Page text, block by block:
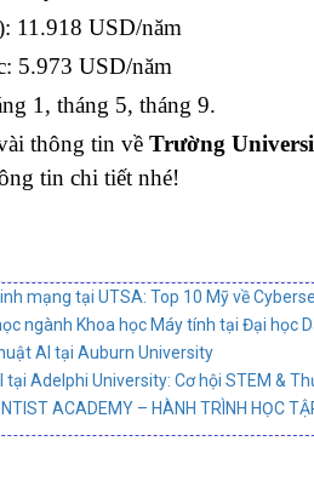
11.918 USD/năm
5.973 USD/năm
1, tháng 5, tháng 9.
thông tin về Trường
tin chi tiết nhé!
mạng tại UTSA: Top 10 Mỹ về
ngành Khoa học Máy tính tại Đại học
AI tại Auburn University
tại Adelphi University: Cơ hội STEM &
ACADEMY – HÀNH TRÌNH HỌC